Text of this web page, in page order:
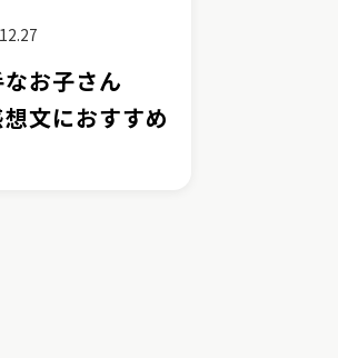
なお子さん
文におすすめ